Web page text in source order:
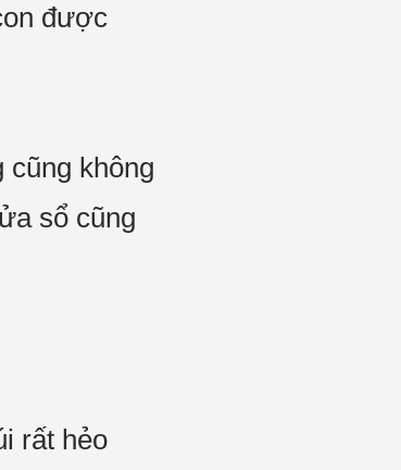
được
không
sổ cũng
rất hẻo